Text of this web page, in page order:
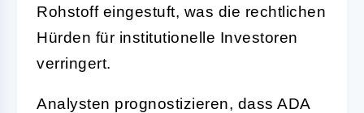
Rohstoff eingestuft, was die rechtlichen
Hürden für institutionelle Investoren
verringert.
Analysten prognostizieren, dass ADA